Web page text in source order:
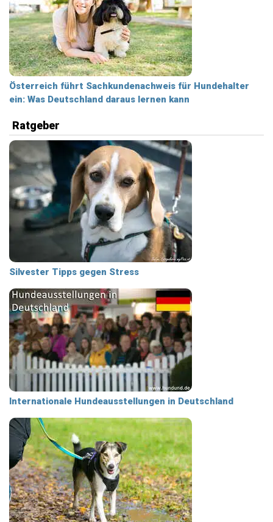
Österreich führt Sachkundenachweis für Hundehalter
ein: Was Deutschland daraus lernen kann
Ratgeber
Silvester Tipps gegen Stress
Internationale Hundeausstellungen in Deutschland